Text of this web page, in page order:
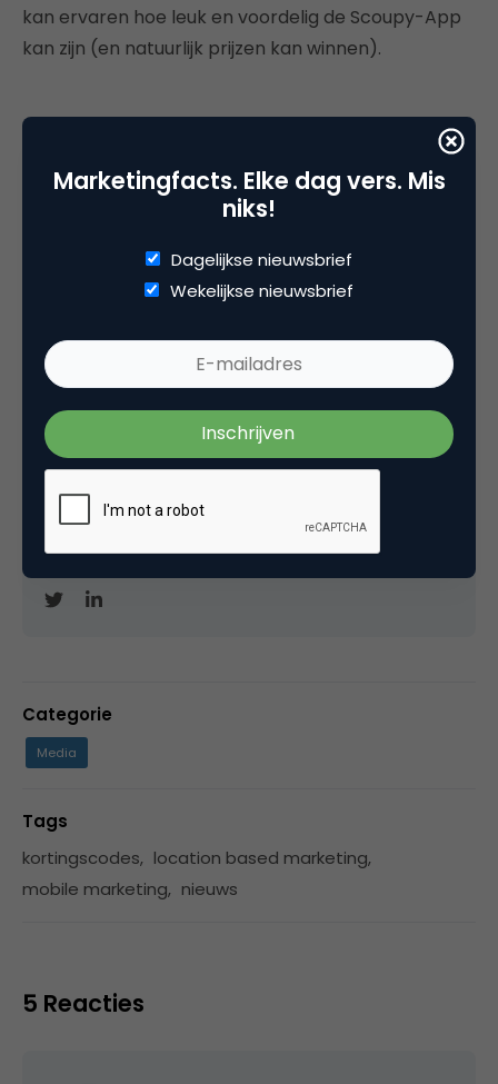
kan ervaren hoe leuk en voordelig de Scoupy-App
kan zijn (en natuurlijk prijzen kan winnen).
Data-gedreven digital marketeer bij
Datasexual
Data-gedreven digital marketeer
Amdax en Woonduurzaam. Daarnaast vertel ik
Auteur van het boek
Eén van de twee
Categorie
Media
Tags
kortingscodes, location based marketing,
mobile marketing, nieuws
5 Reacties
Marketingfacts. Elke dag vers. Mis
niks!
Dagelijkse nieuwsbrief
Wekelijkse nieuwsbrief